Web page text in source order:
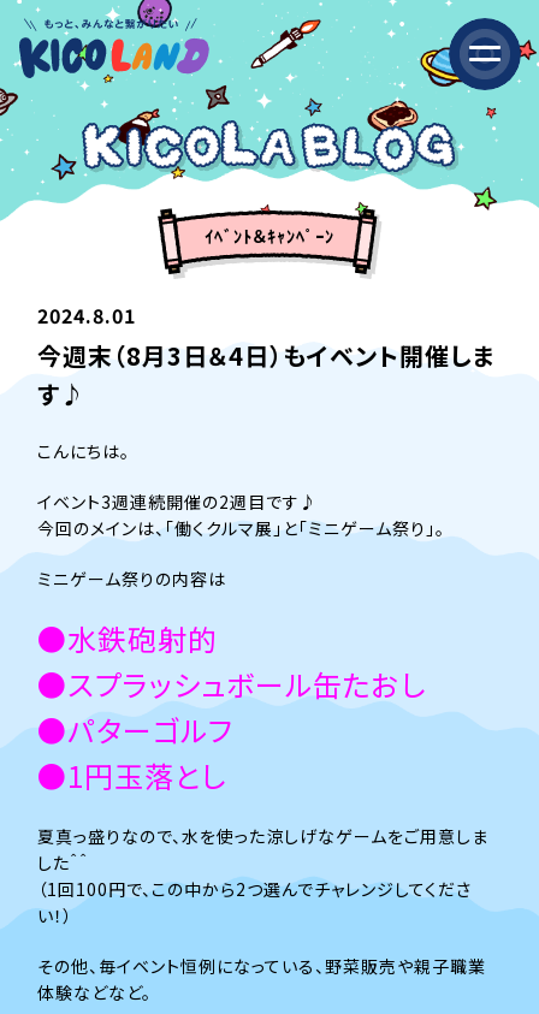
ｲﾍﾞﾝﾄ＆ｷｬﾝﾍﾟｰﾝ
2024.8.01
今週末（8月3日＆4日）もイベント開催しま
す♪
こんにちは。
イベント3週連続開催の2週目です♪
今回のメインは、「働くクルマ展」と「ミニゲーム祭り」。
ミニゲーム祭りの内容は
●水鉄砲射的
●スプラッシュボール缶たおし
●パターゴルフ
●1円玉落とし
夏真っ盛りなので、水を使った涼しげなゲームをご用意しま
した＾＾
（1回100円で、この中から2つ選んでチャレンジしてくださ
い！）
その他、毎イベント恒例になっている、野菜販売や親子職業
体験などなど。